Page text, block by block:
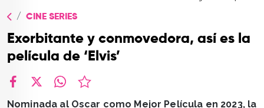
CONTACTO
CINE SERIES
Exorbitante y conmovedora, así es la
película de ‘Elvis’
Nominada al Oscar como Mejor Película en 2023, la